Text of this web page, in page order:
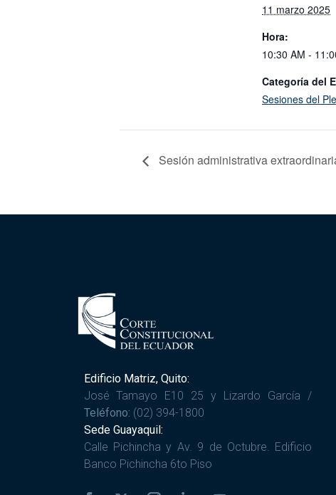
11 marzo 2025
Hora:
10:30 AM -
Categoría del
Sesiones del
Sesión administrativa
Edificio Matriz, Quito:
José Tamayo E10 25 y Lizardo García /
Teléfono: (02) 394-1800
Sede Guayaquil:
Calle Pichincha y Av. 9 de Octubre. Edificio
Banco Pichincha 6to Piso